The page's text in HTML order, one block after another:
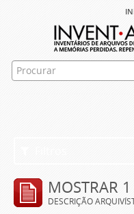
MOSTRAR
DESCRIÇÃO